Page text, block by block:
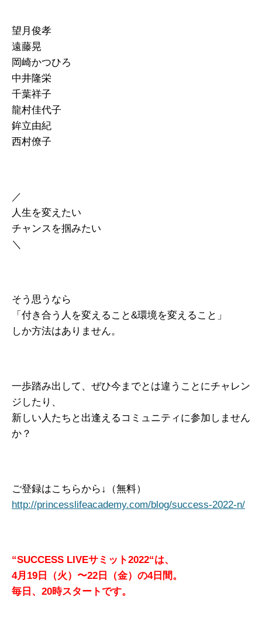
望月俊孝
遠藤晃
岡崎かつひろ
中井隆栄
千葉祥子
龍村佳代子
鉾立由紀
西村僚子
／
人生を変えたい
チャンスを掴みたい
＼
そう思うなら
「付き合う人を変えること&環境を変えること」
しか方法はありません。
一歩踏み出して、ぜひ今までとは違うことにチャレン
ジしたり、
新しい人たちと出逢えるコミュニティに参加しません
か？
ご登録はこちらから↓（無料）
http://princesslifeacademy.com/blog/success-2022-n/
“SUCCESS LIVEサミット2022“は、
4月19日（火）〜22日（金）の4日間。
毎日、20時スタートです。